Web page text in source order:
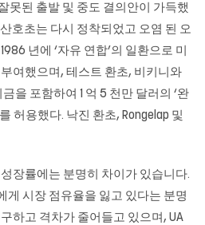
못된 출발 및 중도 결의안이 가득했
호초는 다시 정착되었고 오염 된 오
년에 ‘자유 연합’의 일환으로 미
여했으며, 테스트 환초, 비키니와
을 포함하여 1 억 5 천만 달러의 ‘완
허용했다. 낙진 환초, Rongelap 및
장률에는 분명히 차이가 있습니다.
게 시장 점유율을 잃고 있다는 분명
하고 격차가 줄어들고 있으며, UA